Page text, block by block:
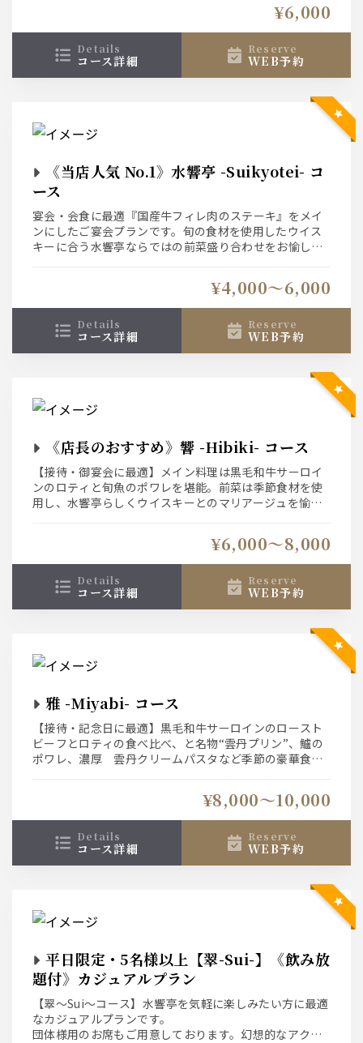
¥6,000
details
コース詳細
reserve
WEB予約
《当店人気 No.1》水響亭 -Suikyotei- コ
ース
宴会・会食に最適『国産牛フィレ肉のステーキ』をメイ
ンにしたご宴会プランです。旬の食材を使用したウイス
キーに合う水響亭ならではの前菜盛り合わせをお愉しみ
アクアリウムフロアにて優雅なお時間をお過ごしくださ
い。
¥4,000〜6,000
details
コース詳細
reserve
WEB予約
《店長のおすすめ》響 -Hibiki- コース
【接待・御宴会に最適】メイン料理は黒毛和牛サーロイ
ンのロティと旬魚のポワレを堪能。前菜は季節食材を使
用し、水響亭らしくウイスキーとのマリアージュを愉し
¥6,000〜8,000
details
コース詳細
reserve
WEB予約
雅 -Miyabi- コース
【接待・記念日に最適】黒毛和牛サーロインのロースト
ビーフとロティの食べ比べ、と名物“雲丹プリン”、鱸の
ポワレ、濃厚 雲丹クリームパスタなど季節の豪華食材
¥8,000〜10,000
details
コース詳細
reserve
WEB予約
平日限定・5名様以上【翠-Sui-】《飲み放
題付》カジュアルプラン
【翠～Sui～コース】水響亭を気軽に楽しみたい方に最適
なカジュアルプランです。
団体様用のお席もご用意しております。幻想的なアクア